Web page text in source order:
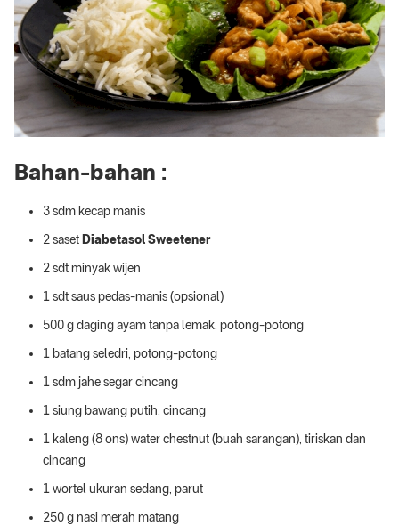
Bahan-bahan :
3 sdm kecap manis
2 saset Diabetasol Sweetener
2 sdt minyak wijen
1 sdt saus pedas-manis (opsional)
500 g daging ayam tanpa lemak, potong-potong
1 batang seledri, potong-potong
1 sdm jahe segar cincang
1 siung bawang putih, cincang
1 kaleng (8 ons) water chestnut (buah sarangan), tiriskan dan
cincang
1 wortel ukuran sedang, parut
250 g nasi merah matang